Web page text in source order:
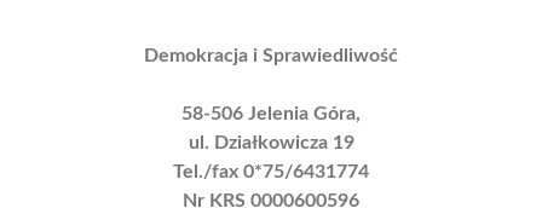
Demokracja i Sprawiedliwość
58-506 Jelenia Góra,
ul. Działkowicza 19
Tel./fax 0*75/6431774
Nr KRS 0000600596